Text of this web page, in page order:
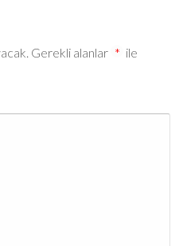
Gerekli alanlar * ile